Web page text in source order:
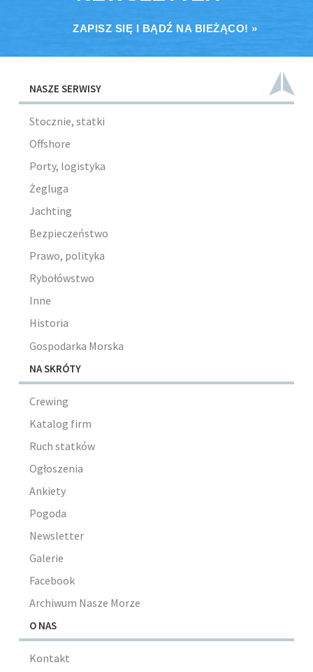
ZAPISZ SIĘ I BĄDŹ NA BIEŻĄCO! »
NASZE SERWISY
Stocznie, statki
Offshore
Porty, logistyka
Żegluga
Jachting
Bezpieczeństwo
Prawo, polityka
Rybołówstwo
Inne
Historia
Gospodarka Morska
NA SKRÓTY
Crewing
Katalog firm
Ruch statków
Ogłoszenia
Ankiety
Pogoda
Newsletter
Galerie
Facebook
Archiwum Nasze Morze
O NAS
Kontakt